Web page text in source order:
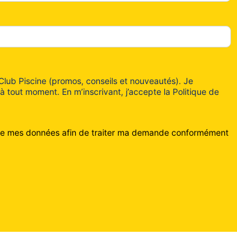
Piscine (promos, conseils et nouveautés). Je
moment. En m’inscrivant, j’accepte la Politique de
mes données afin de traiter ma demande conformément